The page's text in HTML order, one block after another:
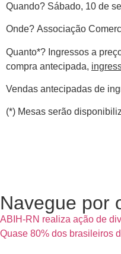
Quando? Sábado, 10 de
Onde? Associação
Quanto*? Ingressos a
compra antecipada,
Vendas antecipadas de
(*) Mesas serão
Navegue por
ABIH-RN realiza ação de
Quase 80% dos brasileiros